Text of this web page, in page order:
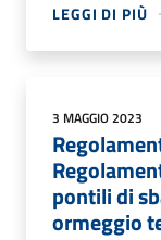
LEGGI DI PIÙ
3 MAGGIO 2023
pontili di
ormeggio